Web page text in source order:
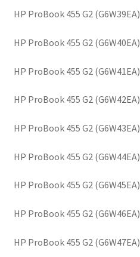
HP ProBook 455 G2 (G6W39EA)
HP ProBook 455 G2 (G6W40EA)
HP ProBook 455 G2 (G6W41EA)
HP ProBook 455 G2 (G6W42EA)
HP ProBook 455 G2 (G6W43EA)
HP ProBook 455 G2 (G6W44EA)
HP ProBook 455 G2 (G6W45EA)
HP ProBook 455 G2 (G6W46EA)
HP ProBook 455 G2 (G6W47EA)